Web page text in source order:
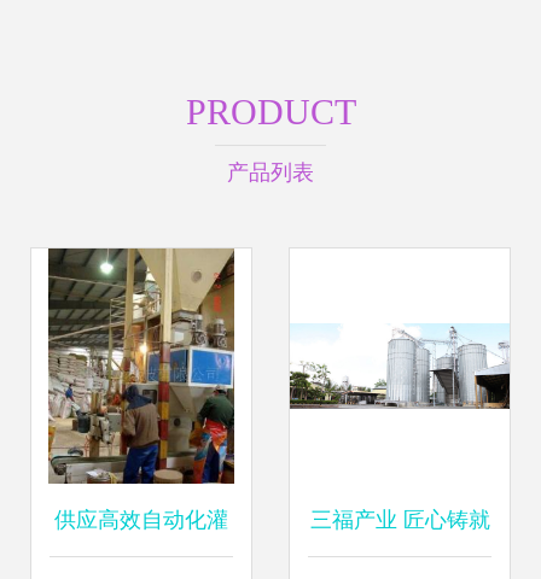
PRODUCT
产品列表
供应高效自动化灌 三福产业 匠心铸就